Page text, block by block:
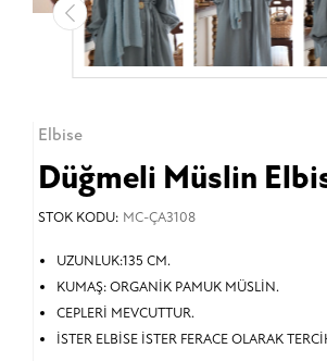
Elbise
Düğmeli Müslin
STOK KODU: MC-ÇA3108
UZUNLUK:135 CM.
KUMAŞ: ORGANİK PAMUK MÜSLİN.
CEPLERİ MEVCUTTUR.
İSTER ELBİSE İSTER FERACE OLARAK